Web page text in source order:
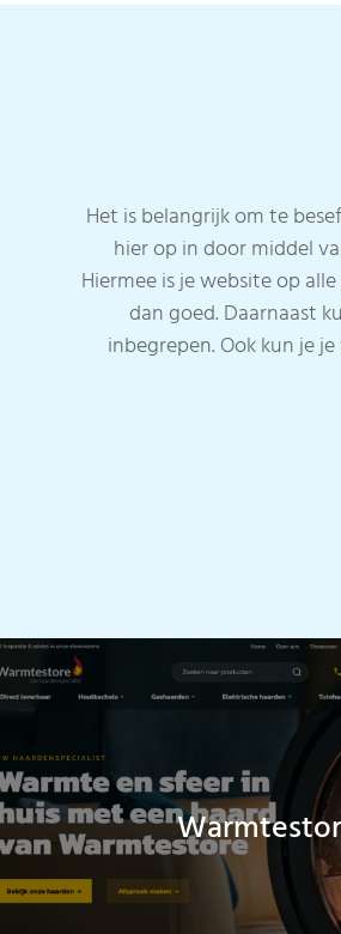
Het is belangrijk om te
hier op in door middel
Hiermee is je website op
dan goed. Daarnaast
inbegrepen. Ook kun je